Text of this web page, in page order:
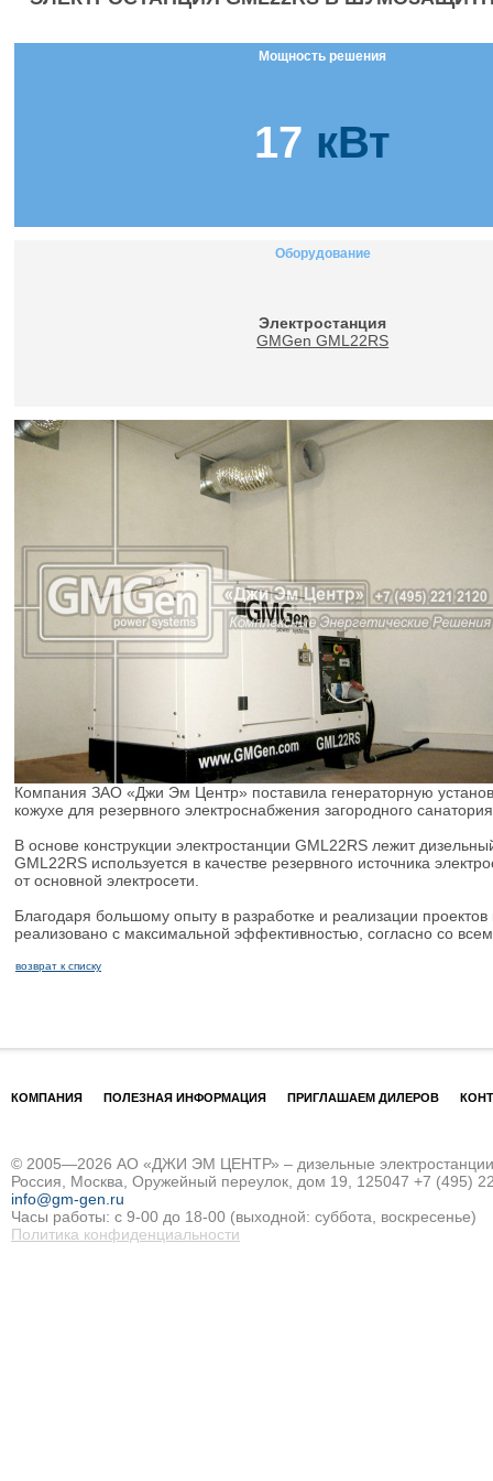
Мощность решения
17 кВт
Оборудование
Электростанция
GMGen GML22RS
Компания ЗАО «Джи Эм Центр» поставила генераторную
кожухе для резервного электроснабжения загородного
В основе конструкции электростанции GML22RS лежит
GML22RS используется в качестве резервного источника
от основной электросети.
Благодаря большому опыту в разработке и реализации
реализовано с максимальной эффективностью, согласно со
возврат к списку
КОМПАНИЯ ПОЛЕЗНАЯ ИНФОРМАЦИЯ ПРИГЛАШАЕМ ДИЛЕРОВ
© 2005—2026 АО «ДЖИ ЭМ ЦЕНТР» – дизельные электростанции
Россия, Москва, Оружейный переулок, дом 19, 125047 +7 (495)
info@gm-gen.ru
Часы работы: с 9-00 до 18-00 (выходной: суббота, воскресенье)
Политика конфиденциальности